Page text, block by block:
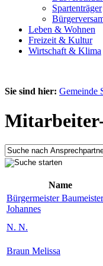
Spartenträger
Leben & Wohnen
Freizeit & Kultur
Wirtschaft & Klima
Sie sind hier: Gemeinde
Name
Bürgermeister Baumeister
Johannes
N. N.
Braun Melissa